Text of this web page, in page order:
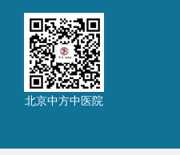
北京中方中医院